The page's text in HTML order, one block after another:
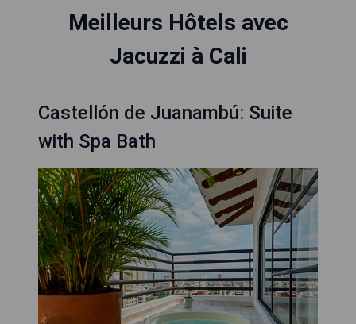
Meilleurs Hôtels avec
Jacuzzi à Cali
Castellón de Juanambú: Suite
with Spa Bath